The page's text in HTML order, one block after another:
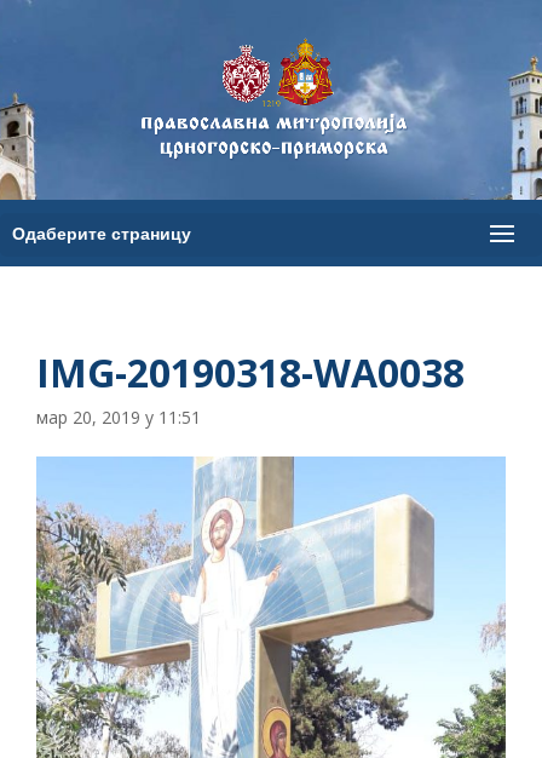
IMG-20190318-WA0038
мар 20, 2019 у 11:51